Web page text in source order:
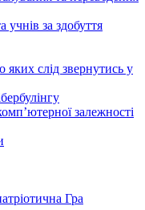
учнів за здобуття
яких слід звернутись у
залежності
Гра